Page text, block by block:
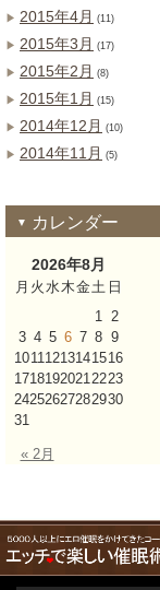
2015年4月 (11)
2015年3月 (17)
2015年2月 (8)
2015年1月 (15)
2014年12月 (10)
2014年11月 (5)
カレンダー
2026年8月
月 火 水 木金土 日
« 2月
1
2
3 4 5 6 7 8 9
1011 1213141516
1718192021 2223
24252627282930
31